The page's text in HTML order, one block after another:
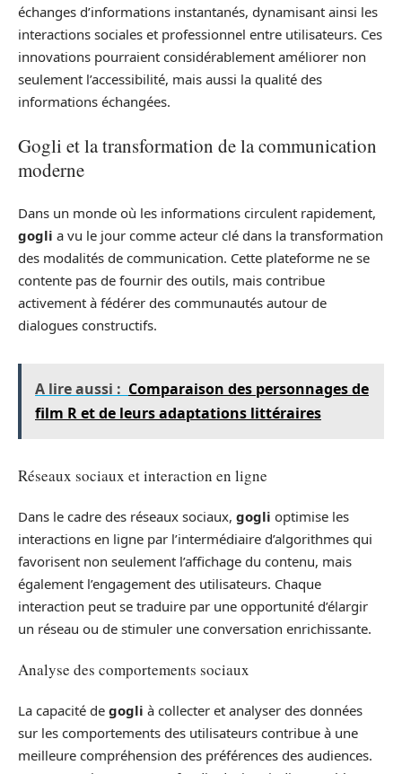
échanges d’informations instantanés, dynamisant ainsi les
interactions sociales et professionnel entre utilisateurs. Ces
innovations pourraient considérablement améliorer non
seulement l’accessibilité, mais aussi la qualité des
informations échangées.
Gogli et la transformation de la communication
moderne
Dans un monde où les informations circulent rapidement,
gogli a vu le jour comme acteur clé dans la transformation
des modalités de communication. Cette plateforme ne se
contente pas de fournir des outils, mais contribue
activement à fédérer des communautés autour de
dialogues constructifs.
A lire aussi : Comparaison des personnages de
film R et de leurs adaptations littéraires
Réseaux sociaux et interaction en ligne
Dans le cadre des réseaux sociaux, gogli optimise les
interactions en ligne par l’intermédiaire d’algorithmes qui
favorisent non seulement l’affichage du contenu, mais
également l’engagement des utilisateurs. Chaque
interaction peut se traduire par une opportunité d’élargir
un réseau ou de stimuler une conversation enrichissante.
Analyse des comportements sociaux
La capacité de gogli à collecter et analyser des données
sur les comportements des utilisateurs contribue à une
meilleure compréhension des préférences des audiences.